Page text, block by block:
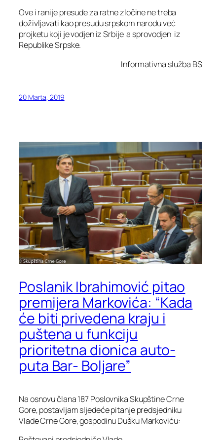
Ove i ranije presude za ratne zločine ne treba
doživljavati kao presudu srpskom narodu već
projketu koji je vodjen iz Srbije a sprovodjen iz
Republike Srpske.
Informativna služba BS
20 Marta, 2019
Poslanik Ibrahimović pitao
premijera Markovića: “Kada
će biti privedena kraju i
puštena u funkciju
prioritetna dionica auto-
puta Bar- Boljare”
Na osnovu člana 187 Poslovnika Skupštine Crne
Gore, postavljam sljedeće pitanje predsjedniku
Vlade Crne Gore, gospodinu Dušku Markoviću: